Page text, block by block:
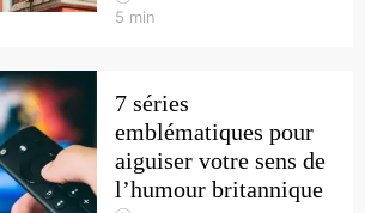
5 min
7 séries
emblématiques pour
aiguiser votre sens de
l’humour britannique